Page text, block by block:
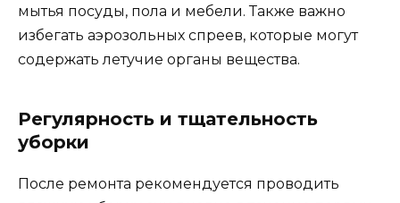
мытья посуды, пола и мебели. Также важно
избегать аэрозольных спреев, которые могут
содержать летучие органы вещества.
Регулярность и тщательность
уборки
После ремонта рекомендуется проводить